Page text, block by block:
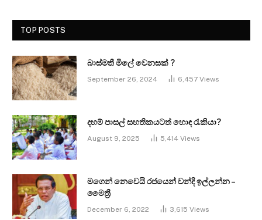
TOP POSTS
බාස්මතී මිලේ වෙනසක් ?
September 26, 2024 6,457 Views
දහම් පාසල් සහතිකයටත් හොඳ රැකියා?
August 9, 2025 5,414 Views
මගෙන් නෙවෙයි රජයෙන් වන්දි ඉල්ලන්න –
මෛත්‍රී
December 6, 2022 3,615 Views